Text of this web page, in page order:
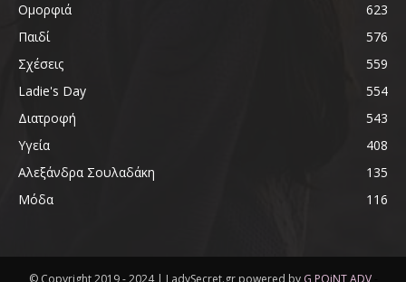
Ομορφιά
623
Παιδί
576
Σχέσεις
559
Ladie's Day
554
Διατροφή
543
Υγεία
408
Αλεξάνδρα Σουλαδάκη
135
Μόδα
116
© Copyright 2019 - 2024 | LadySecret.gr powered by G POiNT ADV